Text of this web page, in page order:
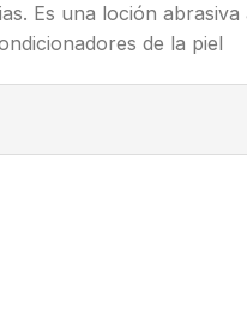
Es una loción abrasiva
de la piel